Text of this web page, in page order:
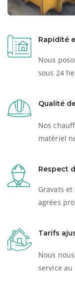
Rapidité
Nous
sous 24
Qualité
Nos
matériel
Respect
Gravats
agrées
Tarifs
Nous
service